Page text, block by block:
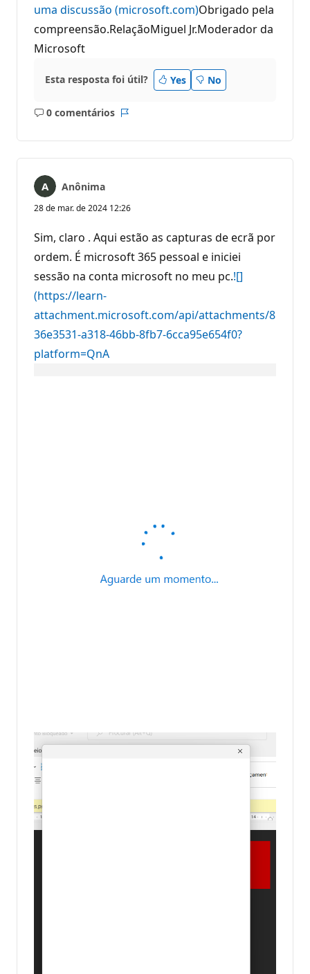
uma discussão (microsoft.com)Obrigado pela
compreensão.RelaçãoMiguel Jr.Moderador da
Microsoft
Esta resposta foi útil? Yes No
0 comentários
Sem
Anônima
28 de mar. de 2024 12:26
Sim, claro . Aqui estão as capturas de ecrã por
ordem. É microsoft 365 pessoal e iniciei
sessão na conta microsoft no meu pc.![]
(https://learn-
attachment.microsoft.com/api/attachments/8
36e3531-a318-46bb-8fb7-6cca95e654f0?
platform=QnA